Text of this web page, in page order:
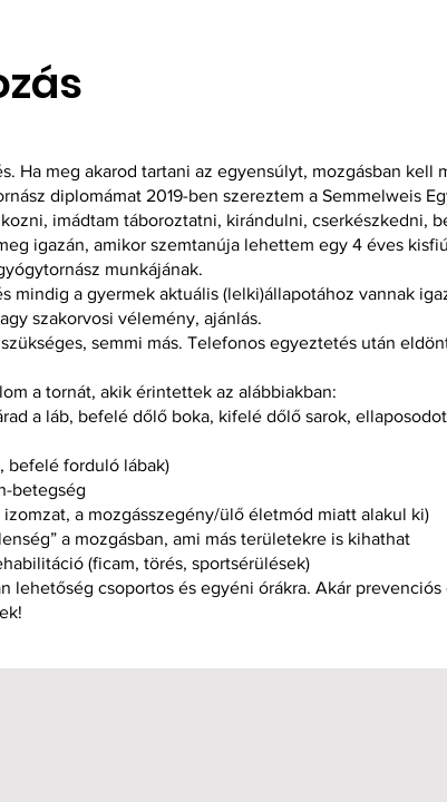
Ha meg akarod tartani az egyensúlyt, mozgásban kell
diplomámat 2019-ben szereztem a Semmelweis
imádtam táboroztatni, kirándulni, cserkészkedni,
igazán, amikor szemtanúja lehettem egy 4 éves
munkájának.
mindig a gyermek aktuális (lelki)állapotához vannak
szakorvosi vélemény, ajánlás.
semmi más. Telefonos egyeztetés után
a tornát, akik érintettek az alábbiakban:
a láb, befelé dőlő boka, kifelé dőlő sarok,
befelé forduló lábak)
betegség
a mozgásszegény/ülő életmód miatt alakul ki)
a mozgásban, ami más területekre is kihathat
(ficam, törés, sportsérülések)
lehetőség csoportos és egyéni órákra. Akár